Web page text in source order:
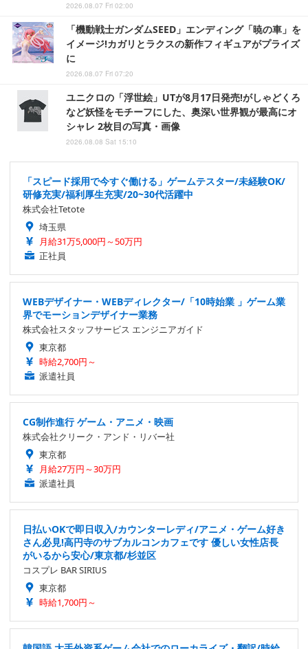
2026.08.07 Fri 02:00
「機動戦士ガンダムSEED」エンディング「暁の車」を
イメージ!カガリとラクスの新作フィギュアがプライズ
に
2026.08.07 Fri 07:20
ユニクロの「浮世絵」UTが8月17日発売!がしゃどくろ
など妖怪をモチーフにした、奥深い世界観が最高にオ
シャレ 2枚目の写真・画像
2026.08.08 Sat 15:10
「スピード採用で今すぐ働ける」ゲームテスター/未経験OK/
研修充実/福利厚生充実/20~30代活躍中
株式会社Tetote
埼玉県
月給31万5,000円～50万円
正社員
WEBデザイナー・WEBディレクター/「10時始業 」ゲーム業
界でモーションデザイナー業務
株式会社スタッフサービス エンジニアガイド
東京都
時給2,700円～
派遣社員
CG制作進行 ゲーム・アニメ・映画
株式会社クリーク・アンド・リバー社
東京都
月給27万円～30万円
派遣社員
日払いOKで即日収入/カウンターレディ/アニメ・ゲーム好き
さん必見!高円寺のサブカルコンカフェです 優しい女性店長
がいるから安心/東京都/杉並区
コスプレ BAR SIRIUS
東京都
時給1,700円～